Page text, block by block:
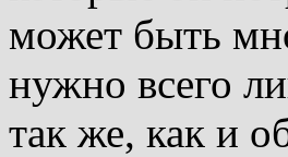
может быть
нужно всего
так же, как и